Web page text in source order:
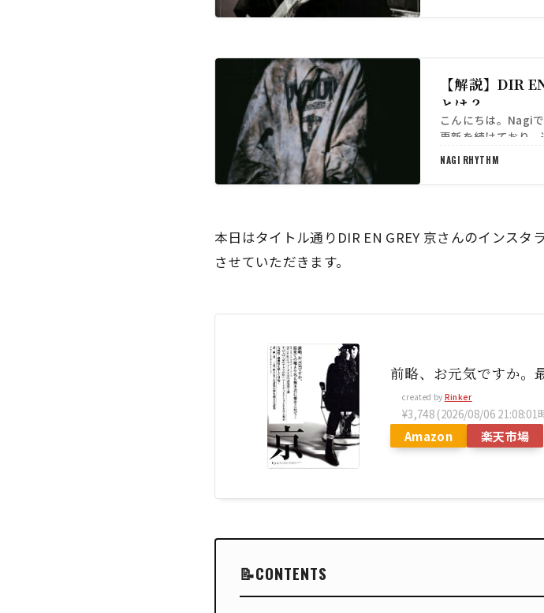
【解説】DIR
とは？
こんにちは。Nagi
更新を続けており
いただきました。
NAGI RHYTHM
本日はタイトル通りDIR EN GREY 京さんのインス
させていただきます。
前略、お元気ですか。
created by Rinker
¥3,748 (2026/08/06 21:08:01
Amazon 楽天市場
CONTENTS